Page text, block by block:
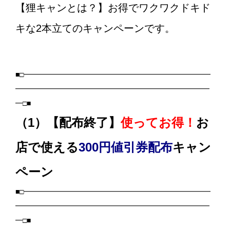
【狸キャンとは？】お得でワクワクドキド
キな2本立てのキャンペーンです。
■□━━━━━━━━━━━━━━━━━━━━━━━━━━
━━━━━━━━━━━━━━━━━━━━━━━━━━━
━□■
（1）【配布終了】使ってお得！ お
店で使える300円値引券配布キャン
ペーン
■□━━━━━━━━━━━━━━━━━━━━━━━━━━
━━━━━━━━━━━━━━━━━━━━━━━━━━━
━□■